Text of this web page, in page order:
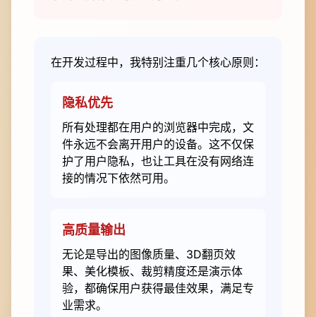
在开发过程中，我特别注重几个核心原则：
隐私优先
所有处理都在用户的浏览器中完成，文
件永远不会离开用户的设备。这不仅保
护了用户隐私，也让工具在没有网络连
接的情况下依然可用。
高质量输出
无论是导出的图像质量、3D翻页效
果、美化模板、裁剪精度还是演示体
验，都确保用户获得最佳效果，满足专
业需求。